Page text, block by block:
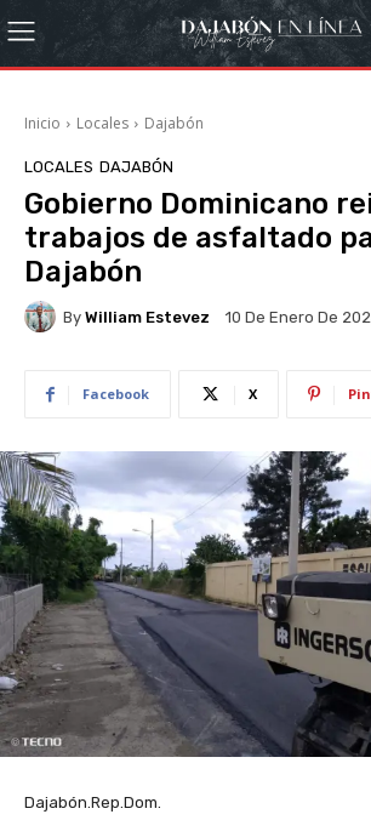
Inicio Locales Dajabón
LOCALES DAJABÓN
Gobierno Dominicano
trabajos de asfaltado
Dajabón
By William Estevez 10 De Enero De
Facebook X
Dajabón.Rep.Dom.